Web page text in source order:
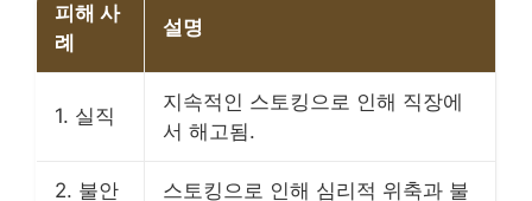
피해 사
례
설명
1. 실직
지속적인 스토킹으로 인해 직장에
서 해고됨.
2. 불안 스토킹으로 인해 심리적 위축과 불